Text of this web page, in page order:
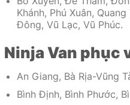
Khánh, Phú Xuân,
Đông, Vũ Lạc, Vũ Phúc.
Ninja Van phục
An Giang, Bà Rịa-Vũng
Bình Định, Bình Phước,